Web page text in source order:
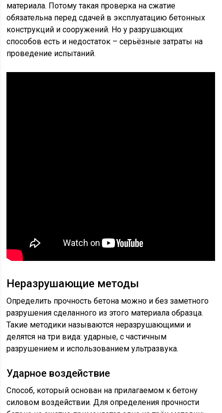
материала. Потому такая проверка на сжатие
обязательна перед сдачей в эксплуатацию бетонных
конструкций и сооружений. Но у разрушающих
способов есть и недостаток – серьёзные затраты на
проведение испытаний.
Неразрушающие методы
Определить прочность бетона можно и без заметного
разрушения сделанного из этого материала образца.
Такие методики называются неразрушающими и
делятся на три вида: ударные, с частичным
разрушением и использованием ультразвука.
Ударное воздействие
Способ, который основан на прилагаемом к бетону
силовом воздействии. Для определения прочности